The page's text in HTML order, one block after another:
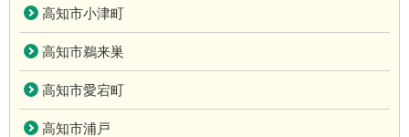
高知市小津町
高知市鵜来巣
高知市愛宕町
高知市浦戸